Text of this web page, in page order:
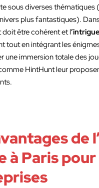
sous diverses thématiques
plus fantastiques).
être cohérent et l
tout en intégrant les
une immersion totale des
HintHunt leur
de
à Paris